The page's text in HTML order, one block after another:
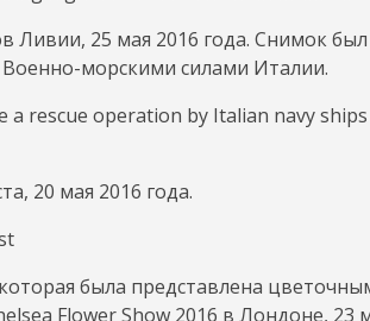
Ливии, 25 мая 2016 года. Снимок
морскими силами Италии.
20 мая 2016 года.
была представлена
Flower Show 2016 в Лондоне, 23